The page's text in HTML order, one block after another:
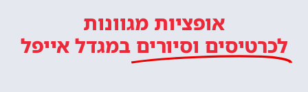
אופציות מגוונות
לכרטיסים וסיורים במגדל אייפל